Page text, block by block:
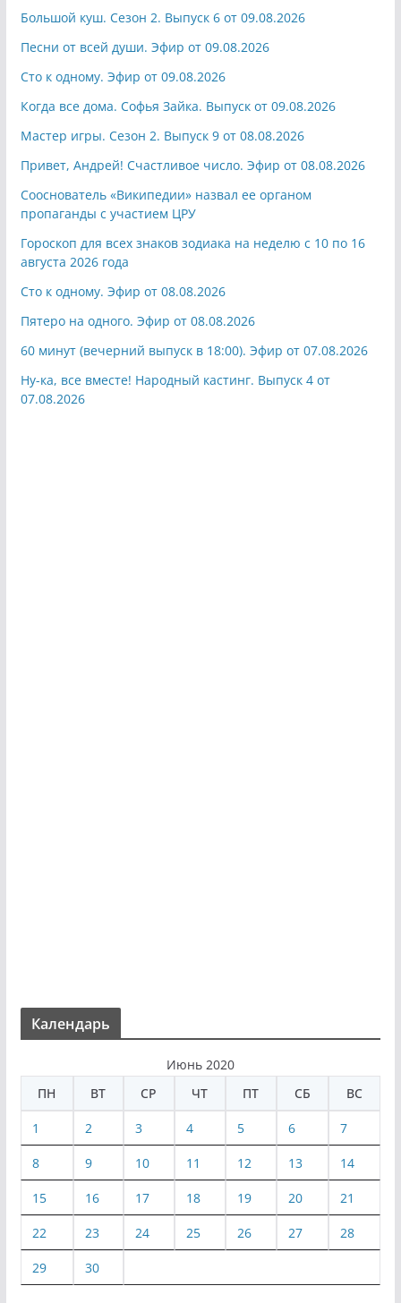
Большой куш. Сезон 2. Выпуск 6 от 09.08.2026
Песни от всей души. Эфир от 09.08.2026
Сто к одному. Эфир от 09.08.2026
Когда все дома. Софья Зайка. Выпуск от 09.08.2026
Мастер игры. Сезон 2. Выпуск 9 от 08.08.2026
Привет, Андрей! Счастливое число. Эфир от 08.08.2026
Сооснователь «Википедии» назвал ее органом
пропаганды с участием ЦРУ
Гороскоп для всех знаков зодиака на неделю с 10 по 16
августа 2026 года
Сто к одному. Эфир от 08.08.2026
Пятеро на одного. Эфир от 08.08.2026
60 минут (вечерний выпуск в 18:00). Эфир от 07.08.2026
Ну-ка, все вместе! Народный кастинг. Выпуск 4 от
07.08.2026
Календарь
Июнь 2020
ПН
ВТ СР ЧТ ПТ СБ ВС
1 2 3 4 5 6 7
8 9 10 11 12 13 14
15 16 17 18 19 20 21
22 23 24 25 26 27 28
29 30